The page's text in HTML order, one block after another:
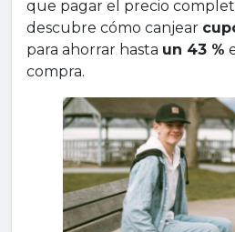
que pagar el precio
descubre cómo canjear
para ahorrar hasta un 43 %
compra.